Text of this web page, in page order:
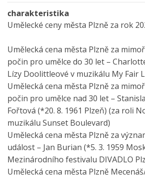
charakteristika
Umělecké ceny města Plzně za rok
Umělecká cena města Plzně za
počin pro umělce do 30 let –
Lízy Doolittleové v muzikálu My Fair
Umělecká cena města Plzně za
počin pro umělce nad 30 let –
Fořtová (*20. 8. 1961 Plzeň) (za roli
muzikálu Sunset Boulevard)
Umělecká cena města Plzně za
událost – Jan Burian (*5. 3. 1959
Mezinárodního festivalu DIVADLO
Umělecká cena města Plzně